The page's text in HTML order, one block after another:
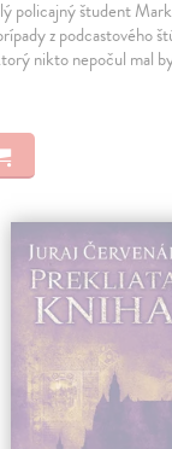
policajný študent
z podcastového
nikto nepočul mal